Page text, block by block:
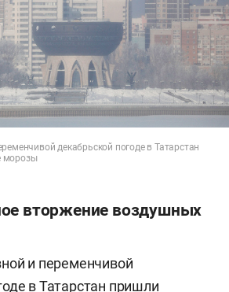
декабрьской погоде в Татарстан
морозы
вторжение воздушных
и переменчивой
в Татарстан пришли